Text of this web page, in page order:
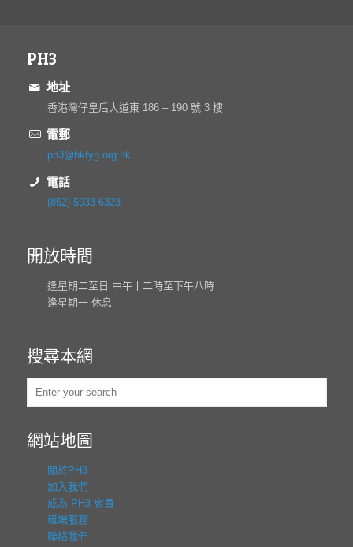
PH3
地址
香港灣仔皇后大道東 186 – 190 號 3 樓
電郵
ph3@hkfyg.org.hk
電話
(852) 5933 6323
開放時間
逢星期二至日 中午十二時至下午八時
逢星期一 休息
搜尋本網
網站地圖
關於PH3
加入我們
成為 PH3 會員
租場服務
聯絡我們